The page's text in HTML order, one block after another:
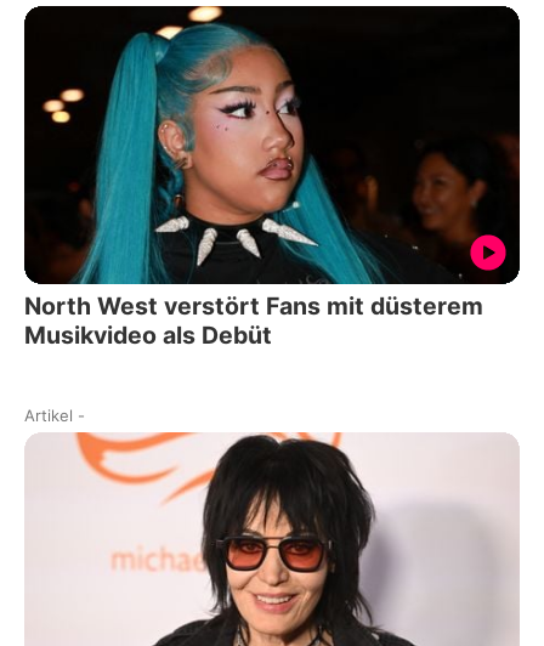
North West verstört Fans mit düsterem
Musikvideo als Debüt
Artikel -